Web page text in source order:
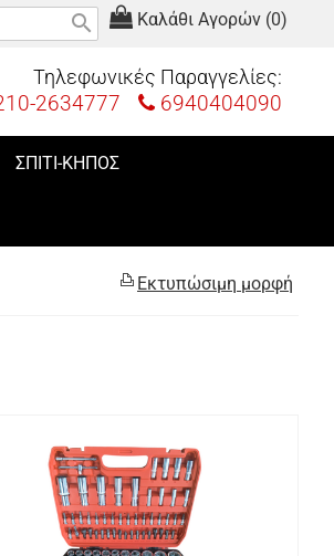
Καλάθι Αγορών (0)
search
Τηλεφωνικές Παραγγελίες:
2634777 6940404090
ΣΠΙΤΙ-ΚΗΠΟΣ
Εκτυπώσιμη μορφή